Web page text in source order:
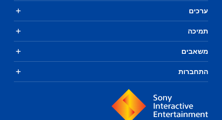
ערכים
תמיכה
משאבים
התחברות